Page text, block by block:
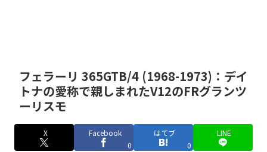
フェラーリ 365GTB/4 (1968-1973)：デイ
トナの愛称で親しまれたV12のFRグランツ
ーリスモ
X
Facebook
0
はてブ
0
LINE